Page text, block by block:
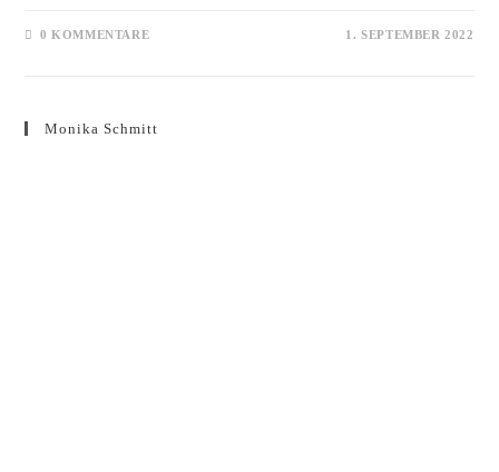
0 KOMMENTARE 1. SEPTEMBER 2022
Monika Schmitt